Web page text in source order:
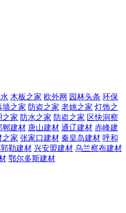
木板之家 欧外网 园林头条 环保
墙之家 防盗之家 老姚之家 灯饰之
之家 防水之家 防盗之家 区快洞察
郸建材 唐山建材 通辽建材 赤峰建
之家 张家口建材 秦皇岛建材 呼和
勒建材 兴安盟建材 乌兰察布建材
鄂尔多斯建材